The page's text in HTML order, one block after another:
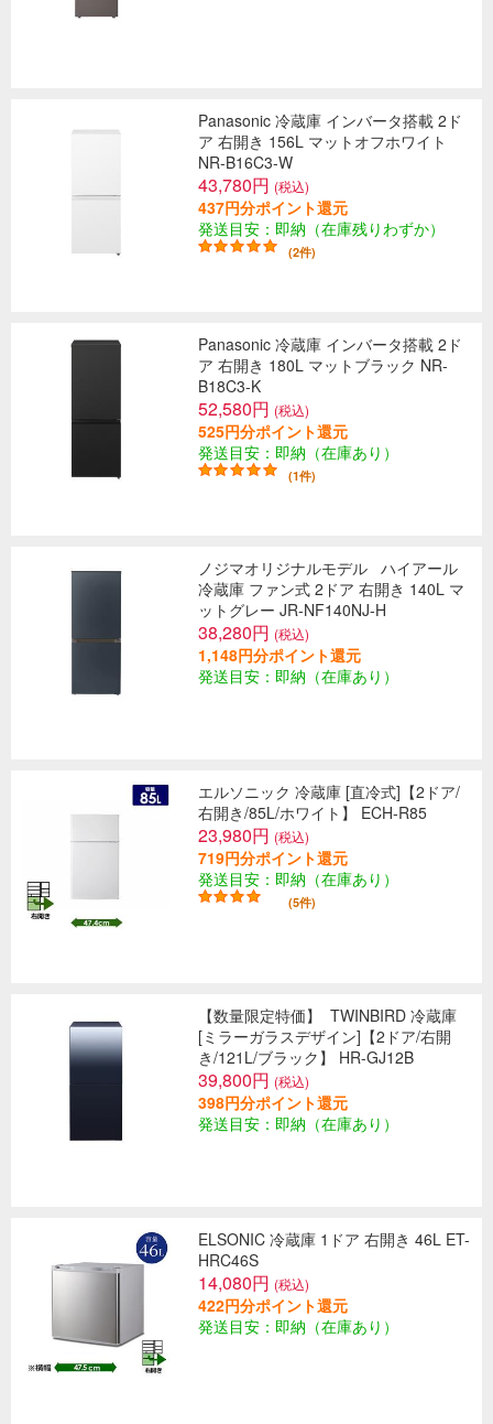
Panasonic 冷蔵庫 インバータ搭載 2ド
ア 右開き 156L マットオフホワイト
NR-B16C3-W
43,780円 (税込)
437円分ポイント還元
発送目安：即納（在庫残りわずか）
(2件)
Panasonic 冷蔵庫 インバータ搭載 2ド
ア 右開き 180L マットブラック NR-
B18C3-K
52,580円 (税込)
525円分ポイント還元
発送目安：即納（在庫あり）
(1件)
ノジマオリジナルモデル ハイアール
冷蔵庫 ファン式 2ドア 右開き 140L マ
ットグレー JR-NF140NJ-H
38,280円 (税込)
1,148円分ポイント還元
発送目安：即納（在庫あり）
エルソニック 冷蔵庫 [直冷式]【2ドア/
右開き/85L/ホワイト】 ECH-R85
23,980円 (税込)
719円分ポイント還元
発送目安：即納（在庫あり）
(5件)
【数量限定特価】
TWINBIRD 冷蔵庫
[ミラーガラスデザイン]【2ドア/右開
き/121L/ブラック】 HR-GJ12B
39,800円 (税込)
398円分ポイント還元
発送目安：即納（在庫あり）
ELSONIC 冷蔵庫 1ドア 右開き 46L ET-
HRC46S
14,080円 (税込)
422円分ポイント還元
発送目安：即納（在庫あり）